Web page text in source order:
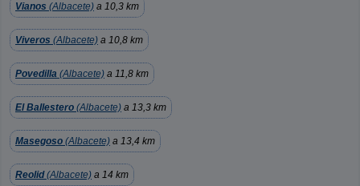
Vianos (Albacete) a 10,3 km
Viveros (Albacete) a 10,8 km
Povedilla (Albacete) a 11,8 km
El Ballestero (Albacete) a 13,3 km
Masegoso (Albacete) a 13,4 km
Reolid(Albacete) a 14 km